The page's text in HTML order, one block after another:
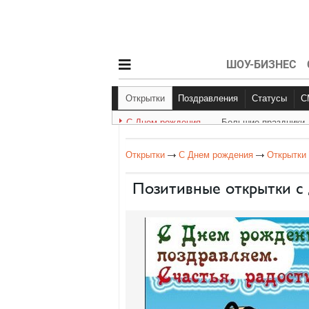
ШОУ-БИЗНЕС
Открытки Поздравления
С Днем рождения
Статусы
Другое
С Днем рождения Большие праздники
Открытки С Днем рождения
Позитивные открытки